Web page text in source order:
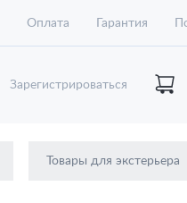
Оплата Гарантия
Зарегистрироваться
Товары для экстерьера